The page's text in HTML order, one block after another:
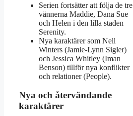
Serien fortsätter att följa de tre
vännerna Maddie, Dana Sue
och Helen i den lilla staden
Serenity.
Nya karaktärer som Nell
Winters (Jamie-Lynn Sigler)
och Jessica Whitley (Iman
Benson) tillför nya konflikter
och relationer (People).
Nya och återvändande
karaktärer